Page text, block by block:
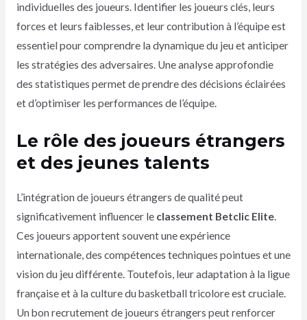
individuelles des joueurs. Identifier les joueurs clés, leurs
forces et leurs faiblesses, et leur contribution à l’équipe est
essentiel pour comprendre la dynamique du jeu et anticiper
les stratégies des adversaires. Une analyse approfondie
des statistiques permet de prendre des décisions éclairées
et d’optimiser les performances de l’équipe.
Le rôle des joueurs étrangers
et des jeunes talents
L’intégration de joueurs étrangers de qualité peut
significativement influencer le classement Betclic Elite.
Ces joueurs apportent souvent une expérience
internationale, des compétences techniques pointues et une
vision du jeu différente. Toutefois, leur adaptation à la ligue
française et à la culture du basketball tricolore est cruciale.
Un bon recrutement de joueurs étrangers peut renforcer